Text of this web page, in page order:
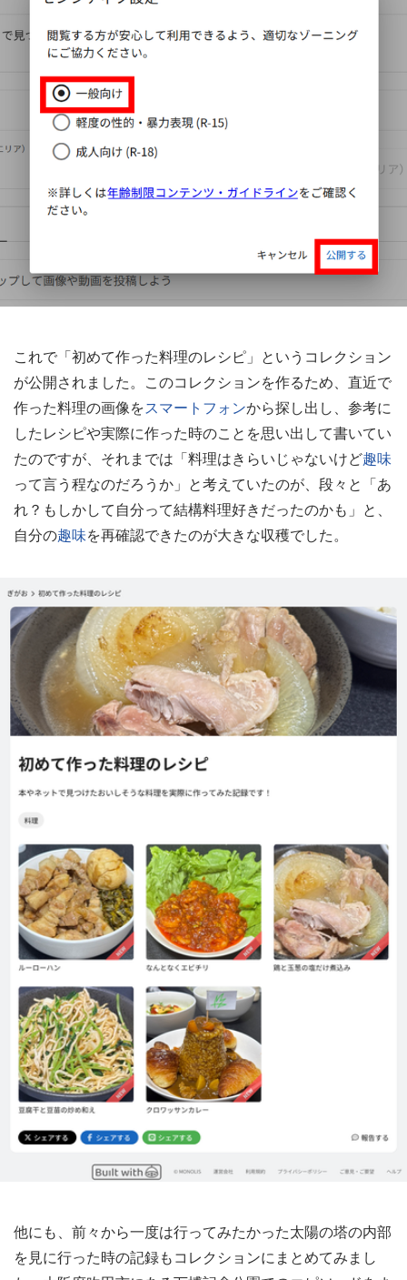
これで「初めて作った料理のレシピ」というコレクション
が公開されました。このコレクションを作るため、直近で
作った料理の画像をスマートフォンから探し出し、参考に
したレシピや実際に作った時のことを思い出して書いてい
たのですが、それまでは「料理はきらいじゃないけど趣味
って言う程なのだろうか」と考えていたのが、段々と「あ
れ？もしかして自分って結構料理好きだったのかも」と、
自分の趣味を再確認できたのが大きな収穫でした。
他にも、前々から一度は行ってみたかった太陽の塔の内部
を見に行った時の記録もコレクションにまとめてみまし